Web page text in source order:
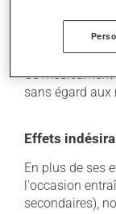
tomber la
suivante pour
Ce
sans égard
Effets
En plus de ses
l'occasion
secondaires),